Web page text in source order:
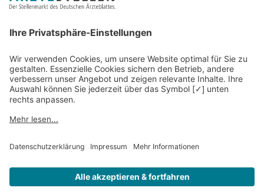
Kontakt
Datenschutz
Newsletter